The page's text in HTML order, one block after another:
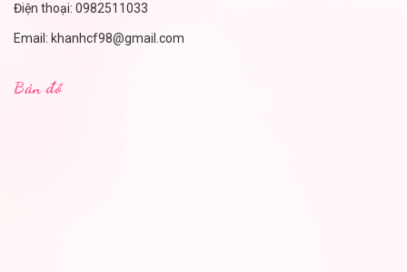
Điện thoại: 0982511033
Email: khanhcf98@gmail.com
Bản đồ